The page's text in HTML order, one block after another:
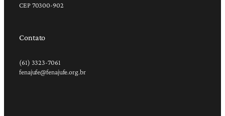
CEP 70300-902
Contato
(61) 3323-7061
fenajufe@fenajufe.org.br